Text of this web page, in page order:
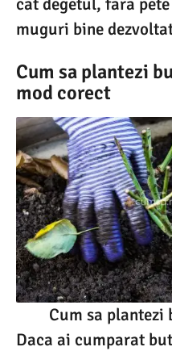
muguri bine
Cum sa plantezi
mod corect
Cum sa
Daca ai cumparat